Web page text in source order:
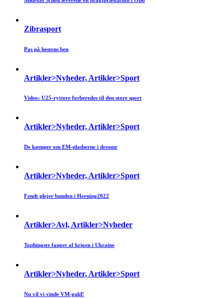
Zibrasport
Pas på hestens ben
Artikler>Nyheder, Artikler>Sport
Video: U25-ryttere forberedes til den store sport
Artikler>Nyheder, Artikler>Sport
De kæmper om EM-pladserne i dressur
Artikler>Nyheder, Artikler>Sport
Fendt plejer bunden i Herning2022
Artikler>Avl, Artikler>Nyheder
Tophingste fanget af krigen i Ukraine
Artikler>Nyheder, Artikler>Sport
Nu vil vi vinde VM-guld!